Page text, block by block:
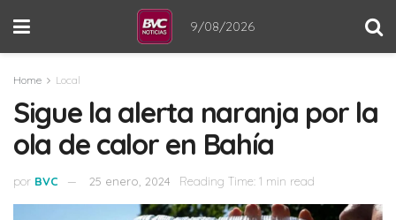
9/08/2026
Home Local
Sigue la alerta naranja por la
ola de calor en Bahía
por BVC 25 enero, 2024 Reading Time: 1 min read